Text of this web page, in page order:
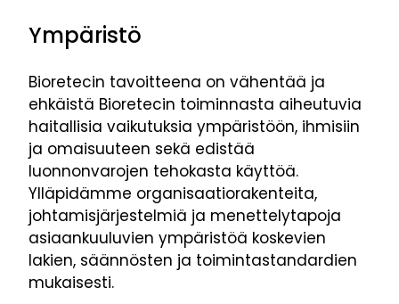
Ympäristö
Bioretecin tavoitteena on vähentää ja
ehkäistä Bioretecin toiminnasta aiheutuvia
haitallisia vaikutuksia ympäristöön, ihmisiin
ja omaisuuteen sekä edistää
luonnonvarojen tehokasta käyttöä.
Ylläpidämme organisaatiorakenteita,
johtamisjärjestelmiä ja menettelytapoja
asiaankuuluvien ympäristöä koskevien
lakien, säännösten ja toimintastandardien
mukaisesti.